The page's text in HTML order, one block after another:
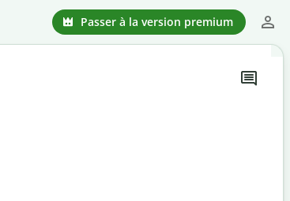
Passer à la version premium